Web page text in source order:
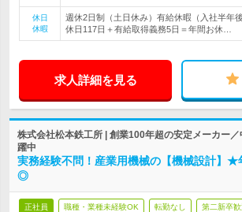
休日
休暇
週休2日制（土日休み）有給休暇（入社半年
休日117日＋有給取得義務5日＝年間お休…
求人詳細を見る
株式会社松本鉄工所 | 創業100年超の安定メーカー
躍中
実務経験不問！産業用機械の【機械設計】★
◎
正社員 職種・業種未経験OK 転勤なし 第二新卒歓